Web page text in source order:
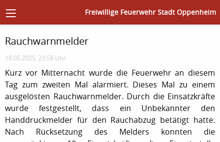
Freiwillige Feuerwehr Stadt Oppenheim
Rauchwarnmelder
18.05.2025, 23:58 Uhr
Kurz vor Mitternacht wurde die Feuerwehr an diesem
Tag zum zweiten Mal alarmiert. Dieses Mal zu einem
ausgelösten Rauchwarnmelder. Durch die Einsatzkräfte
wurde festgestellt, dass ein Unbekannter den
Handdruckmelder für den Rauchabzug betätigt hatte.
Nach Rücksetzung des Melders konnten die